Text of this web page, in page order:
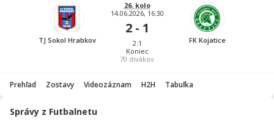
TJ Sokol Hrabkov
26. kolo
14.06.2026, 16:30
2 - 1
2:1
Koniec
70 divákov
FK Kojatice
Prehľad Zostavy Videozáznam H2H Tabuľka
Správy z Futbalnetu